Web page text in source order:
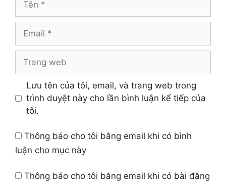
web
Lưu tên của tôi, email, và trang web trong
trình duyệt này cho lần bình luận kế tiếp của
tôi.
Thông báo cho tôi bằng email khi có bình
luận cho mục này
Thông báo cho tôi bằng email khi có bài đăng